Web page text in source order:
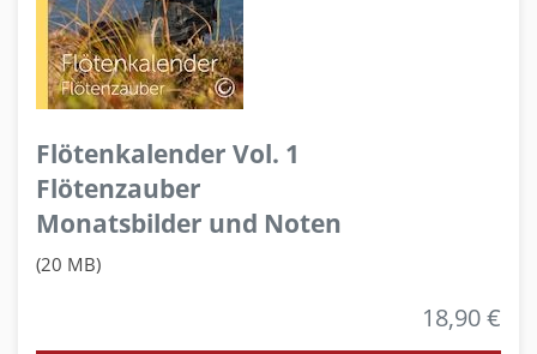
Flötenkalender Vol. 1
Flötenzauber
Monatsbilder und Noten
(20 MB)
18,90 €